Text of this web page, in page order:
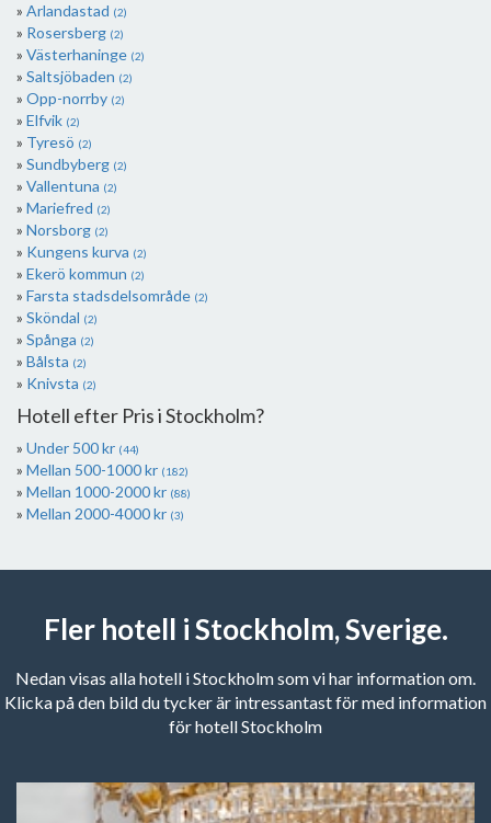
Arlandastad (2)
Rosersberg (2)
Västerhaninge (2)
Saltsjöbaden (2)
Opp-norrby (2)
Elfvik (2)
Tyresö (2)
Sundbyberg (2)
Vallentuna (2)
Mariefred (2)
Norsborg (2)
Kungens kurva (2)
Ekerö kommun (2)
Farsta stadsdelsområde (2)
Sköndal (2)
Spånga (2)
Bålsta (2)
Knivsta (2)
Hotell efter Pris i Stockholm?
Under 500 kr (44)
Mellan 500-1000 kr (182)
Mellan 1000-2000 kr (88)
Mellan 2000-4000 kr (3)
Fler hotell i Stockholm, Sverige.
Nedan visas alla hotell i Stockholm som vi har information om.
Klicka på den bild du tycker är intressantast för med information
för hotell Stockholm